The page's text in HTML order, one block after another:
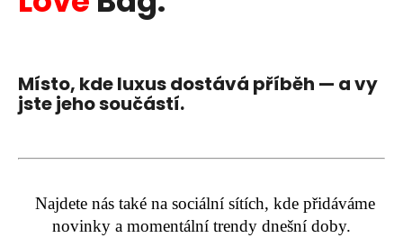
Místo, kde luxus dostává příběh — a vy
jste jeho součástí.
Najdete nás také na sociální sítích, kde přidáváme
novinky a momentální trendy dnešní doby.